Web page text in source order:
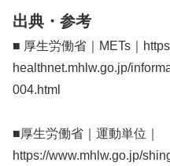
出典・参考
■ 厚生労働省｜METs｜
healthnet.mhlw.go.jp/
004.html
■厚生労働省｜運動単位｜
https://www.mhlw.go.jp/